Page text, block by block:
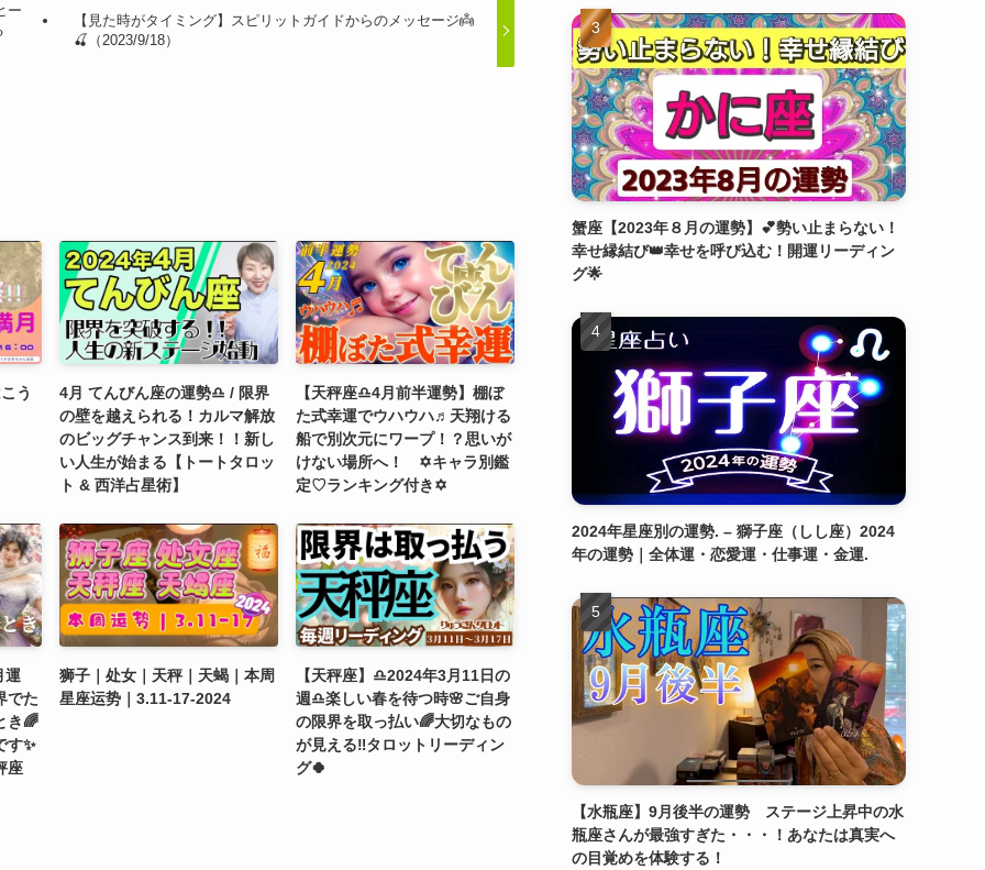
ー
【見た時がタイミング】スピリットガイドからのメッセージ👼
🍒（2023/9/18）
う
4月 てんびん座の運勢♎️ / 限界
の壁を越えられる！カルマ解放
のビッグチャンス到来！！新し
い人生が始まる【トートタロッ
ト & 西洋占星術】
【天秤座♎4月前半運勢】棚ぼ
た式幸運でウハウハ♬天翔ける
船で別次元にワープ！？思いが
けない場所へ！ ✡️キャラ別鑑
定♡ランキング付き✡️
運
でた
き🌈
す✨
座
狮子｜处女｜天秤｜天蝎｜本周
星座运势｜3.11-17-2024
【天秤座】♎️2024年3月11日の
週♎️楽しい春を待つ時🌸ご自身
の限界を取っ払い🌈大切なもの
が見える‼️タロットリーディン
グ🍀
蟹座【2023年８月の運勢】💕勢い止まらない！
幸せ縁結び👑幸せを呼び込む！開運リーディン
グ🌟
2024年星座別の運勢. – 獅子座（しし座）2024
年の運勢｜全体運・恋愛運・仕事運・金運.
【水瓶座】9月後半の運勢 ステージ上昇中の水
瓶座さんが最強すぎた・・・！あなたは真実へ
の目覚めを体験する！